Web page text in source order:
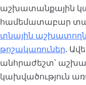
աշխատանքային
համեմատաբար
տնային
թոշակառուներ.
անհրաժեշտ՝
կախվածություն